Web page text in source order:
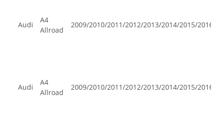
Audi
A4
Allroad
2009/2010/2011/2012/2013/2014/2015/2016
Audi
A4
Allroad
2009/2010/2011/2012/2013/2014/2015/2016